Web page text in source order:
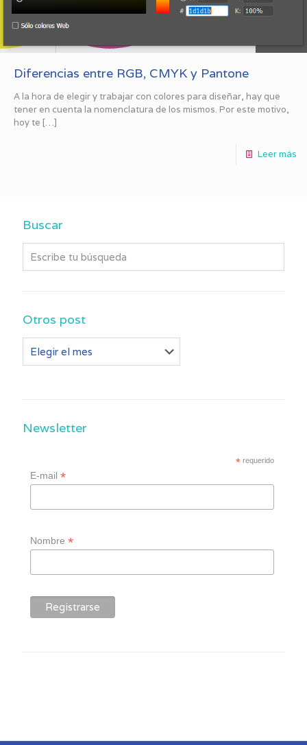
Diferencias entre RGB, CMYK y Pantone
A la hora de elegir y trabajar con colores para diseñar, hay que
tener en cuenta la nomenclatura de los mismos. Por este motivo,
hoy te […]
Leer más
Buscar
Otros post
post
Newsletter
* requerido
E-mail*
Nombre*